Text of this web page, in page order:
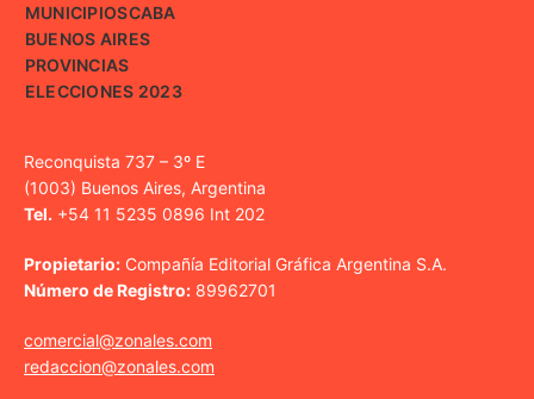
MUNICIPIOSCABA
BUENOS AIRES
PROVINCIAS
ELECCIONES 2023
Reconquista 737 – 3º E
(1003) Buenos Aires, Argentina
Tel. +54 11 5235 0896 Int 202
Propietario: Compañía Editorial Gráfica Argentina S.A.
Número de Registro: 89962701
comercial@zonales.com
redaccion@zonales.com